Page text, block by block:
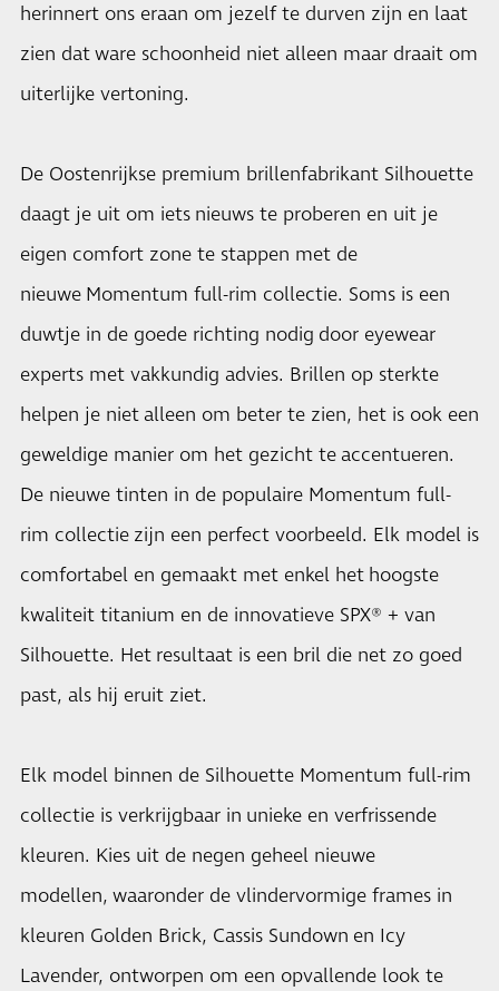
herinnert ons eraan om jezelf te durven zijn en laat
zien dat ware schoonheid niet alleen maar draait om
uiterlijke vertoning.
De Oostenrijkse premium brillenfabrikant Silhouette
daagt je uit om iets nieuws te proberen en uit je
eigen comfort zone te stappen met de
nieuwe Momentum full-rim collectie. Soms is een
duwtje in de goede richting nodig door eyewear
experts met vakkundig advies. Brillen op sterkte
helpen je niet alleen om beter te zien, het is ook een
geweldige manier om het gezicht te accentueren.
De nieuwe tinten in de populaire Momentum full-
rim collectie zijn een perfect voorbeeld. Elk model is
comfortabel en gemaakt met enkel het hoogste
kwaliteit titanium en de innovatieve SPX® + van
Silhouette. Het resultaat is een bril die net zo goed
past, als hij eruit ziet.
Elk model binnen de Silhouette Momentum full-rim
collectie is verkrijgbaar in unieke en verfrissende
kleuren. Kies uit de negen geheel nieuwe
modellen, waaronder de vlindervormige frames in
kleuren Golden Brick, Cassis Sundown en Icy
Lavender, ontworpen om een opvallende look te